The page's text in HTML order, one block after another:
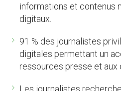
informations et contenus
digitaux.
91 % des journalistes
digitales permettant un
ressources presse et aux
Les journalistes